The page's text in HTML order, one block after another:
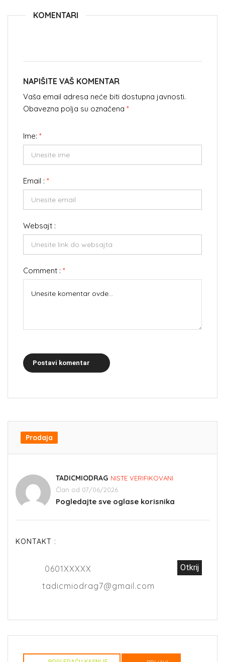
KOMENTARI
NAPIŠITE VAŠ KOMENTAR
Vaša email adresa neće biti dostupna javnosti.
Obavezna polja su označena *
Ime: *
Email : *
Websajt :
Comment : *
Postavi komentar
Prodaja
TADICMIODRAG NISTE VERIFIKOVANI
Član od 07/06/2026
Pogledajte sve oglase korisnika
KONTAKT :
0601XXXXX Otkrij
tadicmiodrag7@gmail.com